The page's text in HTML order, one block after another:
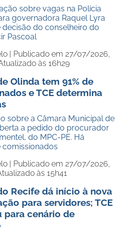
sobre vagas na Polícia
governadora Raquel Lyra
do conselheiro do
Pascoal
| Publicado em 27/07/2026,
às 16h29
Olinda tem 91% de
e TCE determina
sobre a Câmara Municipal de
a pedido do procurador
do MPC-PE. Há
comissionados
| Publicado em 27/07/2026,
às 15h41
Recife dá início à nova
para servidores; TCE
para cenário de